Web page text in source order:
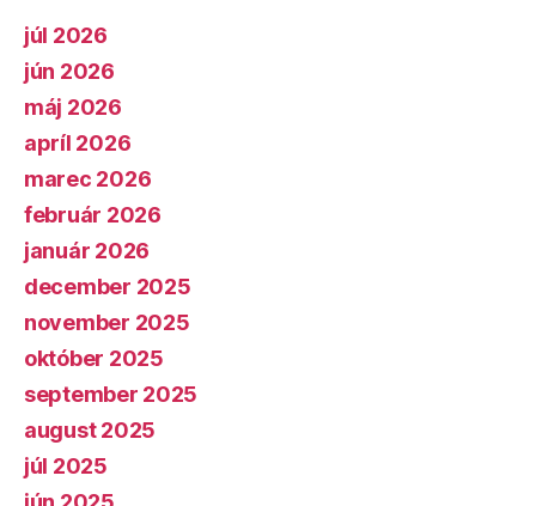
júl 2026
jún 2026
máj 2026
apríl 2026
marec 2026
február 2026
január 2026
december 2025
november 2025
október 2025
september 2025
august 2025
júl 2025